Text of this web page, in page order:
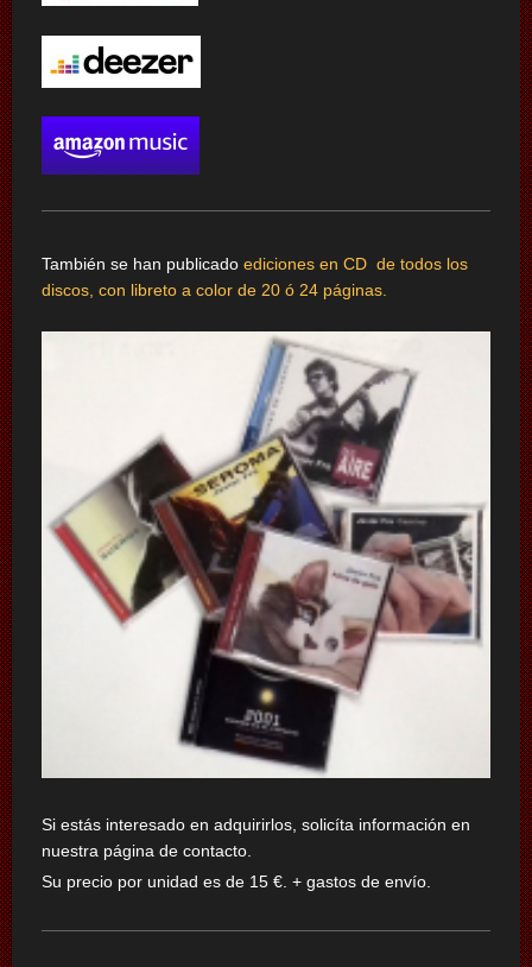
También se han publicado ediciones en CD de todos los
discos, con libreto a color de 20 ó 24 páginas.
Si estás interesado en adquirirlos, solicíta información en
nuestra página de contacto.
Su precio por unidad es de 15 €. + gastos de envío.